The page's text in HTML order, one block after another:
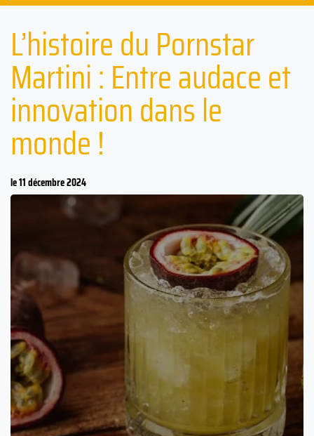
L’histoire du Pornstar
Martini : Entre audace et
innovation dans le
monde !
le 11 décembre 2024